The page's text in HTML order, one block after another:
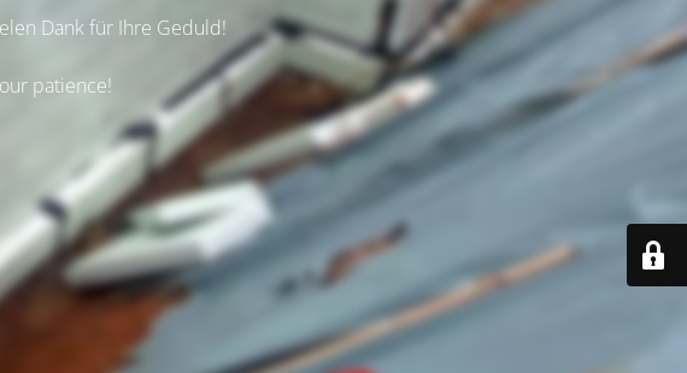
Dank für Ihre Geduld!
patience!